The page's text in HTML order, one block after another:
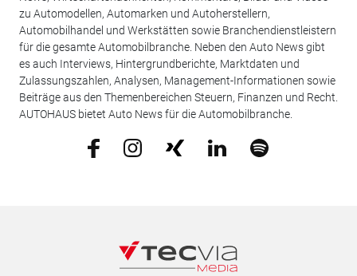
zu Automodellen, Automarken und Autoherstellern,
Automobilhandel und Werkstätten sowie Branchendienstleistern
für die gesamte Automobilbranche. Neben den Auto News gibt
es auch Interviews, Hintergrundberichte, Marktdaten und
Zulassungszahlen, Analysen, Management-Informationen sowie
Beiträge aus den Themenbereichen Steuern, Finanzen und Recht.
AUTOHAUS bietet Auto News für die Automobilbranche.